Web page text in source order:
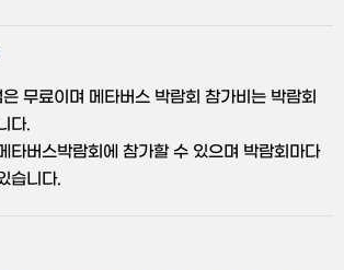
무료이며 메타버스 박람회 참가비는 박람회
다.
타버스박람회에 참가할 수 있으며 박람회마다
습니다.